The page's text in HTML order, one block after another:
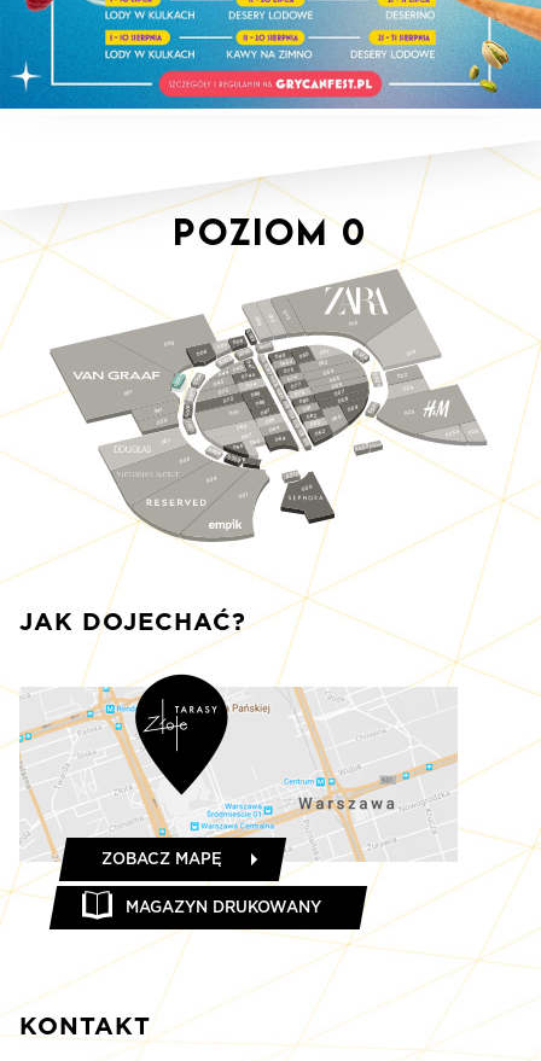
Poziom0
051
050
052
054
055
056
057
058
059
060
049
048a
075
076
077
079
080
081
082
083
062
S018
S017
S016
S024
S015
S014
S013
047
045
S012
074a
S011
074
089
088
087
086
084
044
043
073
072
070
069
067 064
065
066
S0
0
5
S0
0
6
S0
0
7
S008 S009
S022a
S022
S021
S020 022
024
015
012
010
009
S001
003 008 S023
025
007
S003 S019 019
026
025a
006 S002
001
041
039
037
035
034
S010
030
031
S004
S00
4a
KONTAKT
JAK DOJECHAĆ?
ZOBACZ MAPĘ
MAGAZYN DRUKOWANY